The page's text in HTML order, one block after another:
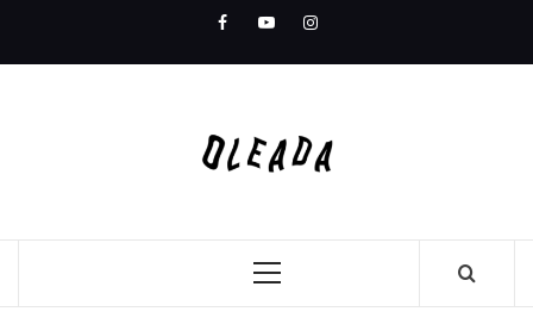
content
FacebookYoutubeInstagram
Primary